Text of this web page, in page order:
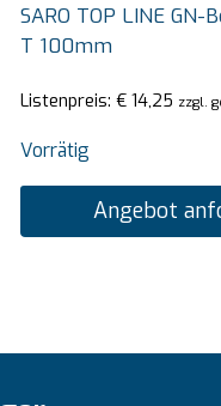
SARO TOP LINE GN-
T 100mm
Listenpreis: €14,25 zzgl.
Vorrätig
Angebot